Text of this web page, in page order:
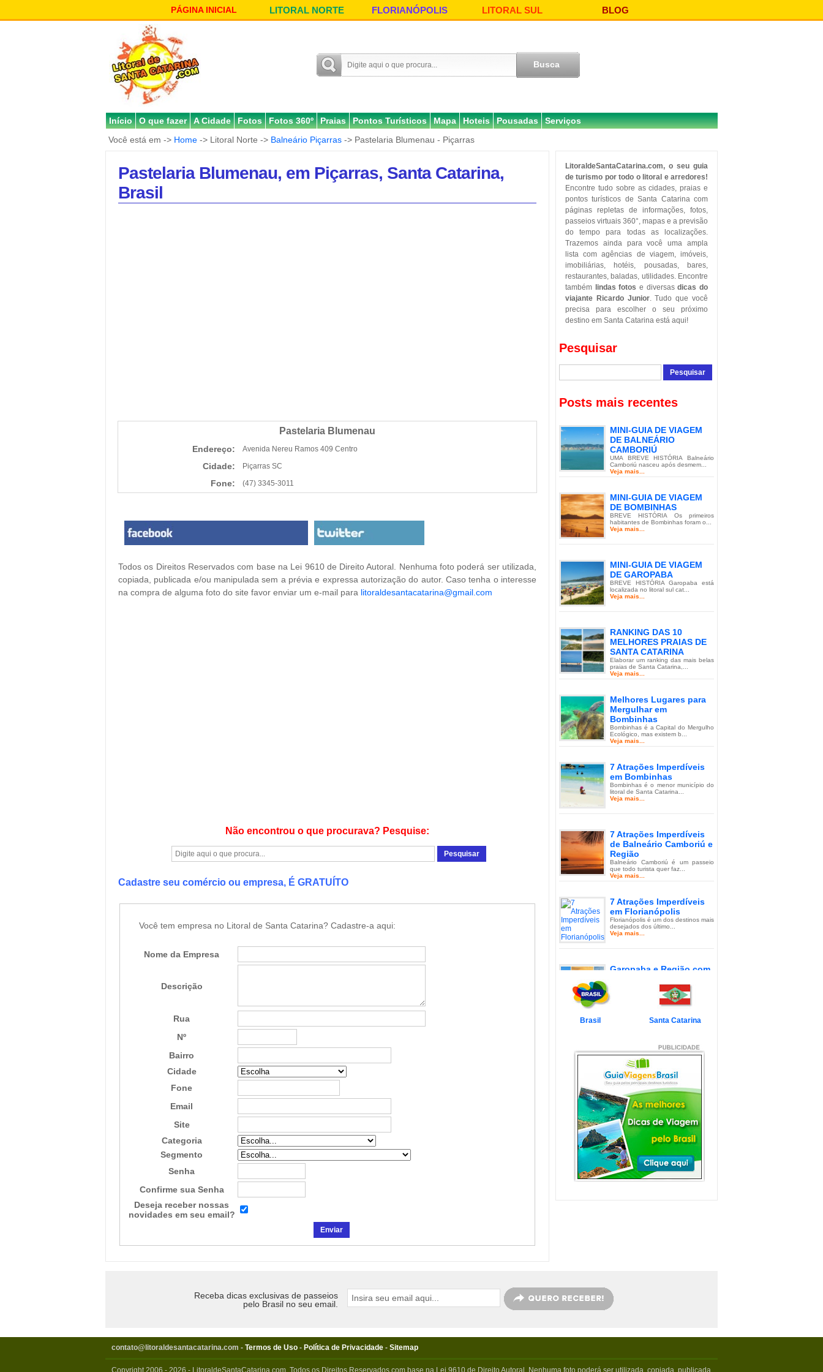
PÁGINA INICIAL LITORAL NORTE FLORIANÓPOLIS LITORAL SUL BLOG
Início O que fazer A Cidade Fotos Fotos 360º Praias Pontos Turísticos Mapa Hoteis Pousadas
Serviços
Você está em -> Home -> Litoral Norte -> Balneário Piçarras -> Pastelaria Blumenau - Piçarras
Pastelaria Blumenau, em Piçarras, Santa Catarina,
Brasil
Pastelaria Blumenau
Endereço: Avenida Nereu Ramos 409 Centro
Cidade: Piçarras SC
Fone: (47) 3345-3011
Todos os Direitos Reservados com base na Lei 9610 de Direito Autoral. Nenhuma foto poderá ser utilizada,
copiada, publicada e/ou manipulada sem a prévia e expressa autorização do autor. Caso tenha o interesse
na compra de alguma foto do site favor enviar um e-mail para litoraldesantacatarina@gmail.com
Não encontrou o que procurava? Pesquise:
Cadastre seu comércio ou empresa, É GRATUÍTO
Você tem empresa no Litoral de Santa Catarina? Cadastre-a aqui:
Nome da Empresa
Descrição
Rua
Nº
Bairro
Cidade
Fone
Email
Site
Categoria
Segmento
Senha
Confirme sua Senha
Deseja receber nossas
novidades em seu email?
LitoraldeSantaCatarina.com, o seu guia
de turismo por todo o litoral e arredores!
Encontre tudo sobre as cidades, praias e
pontos turísticos de Santa Catarina com
páginas repletas de informações, fotos,
passeios virtuais 360°, mapas e a previsão
do tempo para todas as localizações.
Trazemos ainda para você uma ampla
lista com agências de viagem, imóveis,
imobiliárias, hotéis, pousadas, bares,
restaurantes, baladas, utilidades. Encontre
também
lindas fotos e diversasdicas do
viajante Ricardo Junior. Tudo que você
precisa para escolher o seu próximo
destino em Santa Catarina está aqui!
Pesquisar
Posts mais recentes
MINI-GUIA DE VIAGEM
DE BALNEÁRIO
CAMBORIÚ
UMA BREVE HISTÓRIA Balneário
Camboriú nasceu após desmem...
Veja mais...
MINI-GUIA DE VIAGEM
DE BOMBINHAS
BREVE HISTÓRIA Os primeiros
habitantes de Bombinhas foram o...
Veja mais...
MINI-GUIA DE VIAGEM
DE GAROPABA
BREVE HISTÓRIA Garopaba está
localizada no litoral sul cat...
Veja mais...
RANKING DAS 10
MELHORES PRAIAS DE
SANTA CATARINA
Elaborar um ranking das mais belas
praias de Santa Catarina,...
Veja mais...
Melhores Lugares para
Mergulhar em
Bombinhas
Bombinhas é a Capital do Mergulho
Ecológico, mas existem b...
Veja mais...
7 Atrações Imperdíveis
em Bombinhas
Bombinhas é o menor município do
litoral de Santa Catarina...
Veja mais...
7 Atrações Imperdíveis
de Balneário Camboriú e
Região
Balneário Camboriú é um passeio
que todo turista quer faz...
Veja mais...
7 Atrações Imperdíveis
em Florianópolis
Florianópolis é um dos destinos mais
desejados dos último...
Veja mais...
Garopaba e Região com
Garopaba é um município de Santa
Catarina a 80 quilômetro...
Veja mais...
com Crianças
Simplesmente magnífico! Assim
pode ser descrito o Litoral d...
Veja mais...
Balneário Camboriú e
arredores com Crianças
Balneário Camboriú fica em Santa
Catarina, mais especifica...
Veja mais...
Florianópolis com
crianças: as melhores
5 PRAIAS DE FLORIPA
Brasil Santa Catarina
Receba dicas exclusivas de passeios
pelo Brasil no seu email.
contato@litoraldesantacatarina.com - Termos de Uso - Política de Privacidade - Sitemap
Copyright 2006 - 2026 - LitoraldeSantaCatarina.com. Todos os Direitos Reservados com base na Lei 9610 de Direito Autoral. Nenhuma foto poderá ser utilizada, copiada, publicada